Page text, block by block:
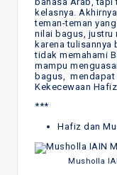
kelasnya.
teman-teman
nilai bagus, justru
karena tulisannya
tidak memahami
mampu
bagus, mendapat
Kekecewaan
***
Hafiz dan
Musholla